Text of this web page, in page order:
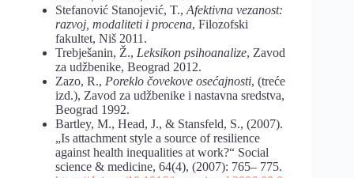
Stefanović Stanojević, T., Afektivna vezanost:
razvoj, modaliteti i procena, Filozofski
fakultet, Niš 2011.
Trebješanin, Ž., Leksikon psihoanalize, Zavod
za udžbenike, Beograd 2012.
Zazo, R., Poreklo čovekove osećajnosti, (treće
izd.), Zavod za udžbenike i nastavna sredstva,
Beograd 1992.
Bartley, M., Head, J., & Stansfeld, S., (2007).
„Is attachment style a source of resilience
against health inequalities at work?“ Social
science & medicine, 64(4), (2007): 765– 775.